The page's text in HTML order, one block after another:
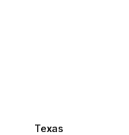
Texas